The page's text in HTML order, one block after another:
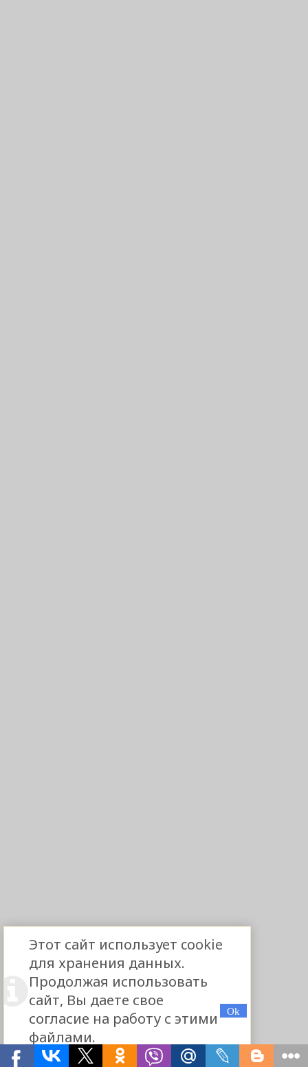
Этот сайт использует cookie
для хранения данных.
Продолжая использовать
сайт, Вы даете свое
согласие на работу с этими
файлами.